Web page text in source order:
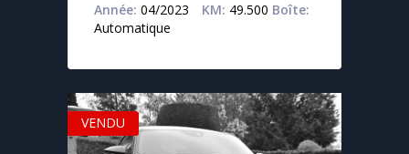
Année: 04/2023 KM: 49.500 Boîte:
Automatique
VENDU